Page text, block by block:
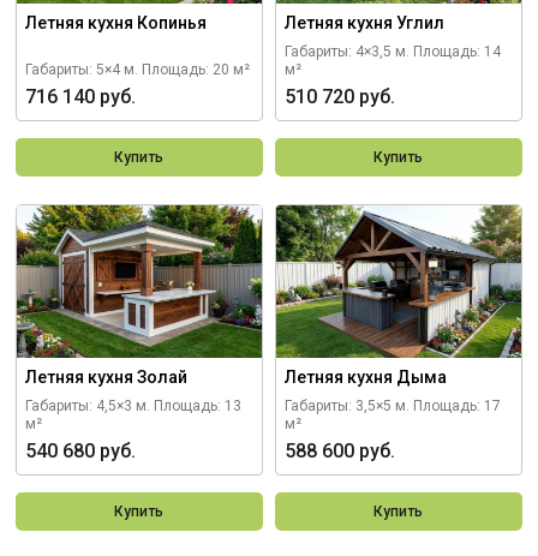
Летняя кухня Копинья
Габариты: 5×4 м. Площадь: 20 м²
716 140 руб.
Купить
Летняя кухня Углил
Габариты: 4×3,5 м. Площадь: 14
м²
510 720 руб.
Купить
Летняя кухня Золай
Габариты: 4,5×3 м. Площадь: 13
м²
540 680 руб.
Купить
Летняя кухня Дыма
Габариты: 3,5×5 м. Площадь: 17
м²
588 600 руб.
Купить